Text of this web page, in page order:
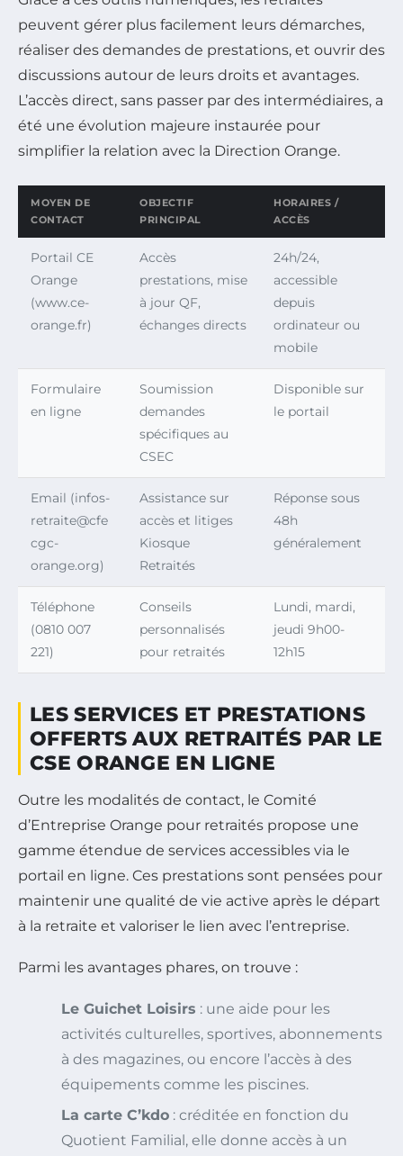
peuvent gérer plus facilement leurs démarches,
réaliser des demandes de prestations, et ouvrir des
discussions autour de leurs droits et avantages.
L’accès direct, sans passer par des intermédiaires, a
été une évolution majeure instaurée pour
simplifier la relation avec la Direction Orange.
MOYEN DE
CONTACT
OBJECTIF
PRINCIPAL
HORAIRES /
ACCÈS
Portail CE
Orange
(www.ce-
orange.fr)
Accès
prestations, mise
à jour QF,
échanges directs
24h/24,
accessible
depuis
ordinateur ou
mobile
Formulaire
en ligne
Soumission
demandes
spécifiques au
CSEC
Disponible sur
le portail
Email (infos-
retraite@cfe
cgc-
orange.org)
Assistance sur
accès et litiges
Kiosque
Retraités
Réponse sous
48h
généralement
Téléphone
(0810 007
221)
Conseils
personnalisés
pour retraités
Lundi, mardi,
jeudi 9h00-
12h15
LES SERVICES ET PRESTATIONS
OFFERTS AUX RETRAITÉS PAR LE
CSE ORANGE EN LIGNE
Outre les modalités de contact, le Comité
d’Entreprise Orange pour retraités propose une
gamme étendue de services accessibles via le
portail en ligne. Ces prestations sont pensées pour
maintenir une qualité de vie active après le départ
à la retraite et valoriser le lien avec l’entreprise.
Parmi les avantages phares, on trouve :
Le Guichet Loisirs : une aide pour les
activités culturelles, sportives, abonnements
à des magazines, ou encore l’accès à des
équipements comme les piscines.
La carte C’kdo : créditée en fonction du
Quotient Familial, elle donne accès à un